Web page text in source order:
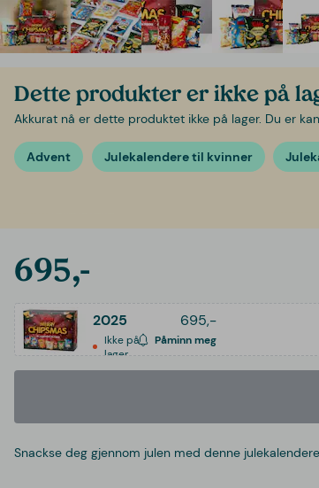
Dette produkter er ikke på
Akkurat nå er dette produktet ikke på lager. Du er
Advent Julekalendere til kvinner
695,-
2025 695,-
Ikke på
lager
Påminn meg
Snackse deg gjennom julen med denne